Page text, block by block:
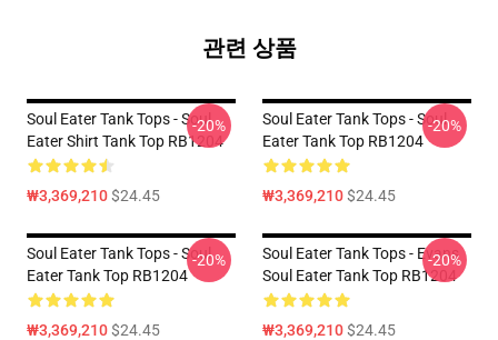
관련 상품
Soul Eater Tank Tops - Soul
Eater Shirt Tank Top RB1204
₩3,369,210$24.45
-20%
Soul Eater Tank Tops - Soul
Eater Tank Top RB1204
₩3,369,210$24.45
-20%
Soul Eater Tank Tops - Soul
Eater Tank Top RB1204
₩3,369,210$24.45
-20%
Soul Eater Tank Tops - Evans
Soul Eater Tank Top RB1204
₩3,369,210$24.45
-20%